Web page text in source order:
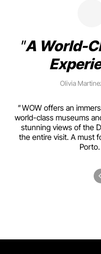
A World-
Olivia
WOW offers an
world-class museums
stunning views of the
the entire visit. A must
Porto.